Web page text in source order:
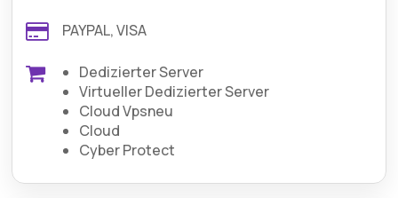
PAYPAL, VISA
Dedizierter Server
Virtueller Dedizierter Server
Cloud Vpsneu
Cloud
Cyber Protect